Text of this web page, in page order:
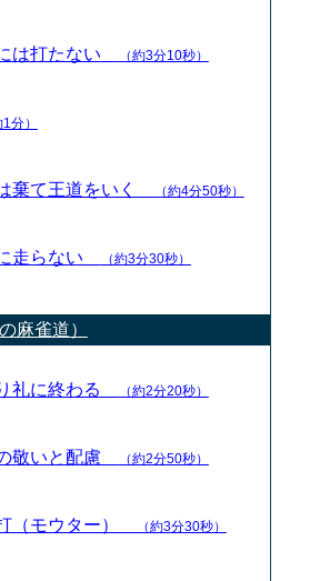
は打たない （約3分10秒）
1分）
棄て王道をいく （約4分50秒）
走らない （約3分30秒）
麻雀道）
礼に終わる （約2分20秒）
敬いと配慮 （約2分50秒）
（モウター） （約3分30秒）